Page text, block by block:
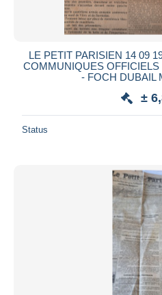
LE PETIT PARISIEN 14 09
COMMUNIQUES
- FOCH DUBAIL
±
Status